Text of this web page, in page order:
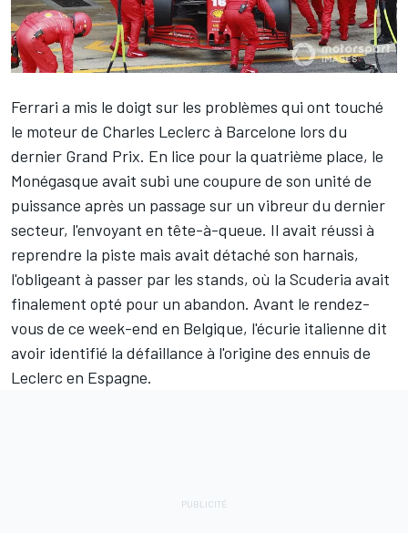
Ferrari a mis le doigt sur les problèmes qui ont touché
le moteur de Charles Leclerc à Barcelone lors du
dernier Grand Prix. En lice pour la quatrième place, le
Monégasque avait subi une coupure de son unité de
puissance après un passage sur un vibreur du dernier
secteur, l'envoyant en tête-à-queue. Il avait réussi à
reprendre la piste mais avait détaché son harnais,
l'obligeant à passer par les stands, où la Scuderia avait
finalement opté pour un abandon. Avant le rendez-
vous de ce week-end en Belgique, l'écurie italienne dit
avoir identifié la défaillance à l'origine des ennuis de
Leclerc en Espagne.